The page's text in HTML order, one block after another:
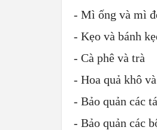
- Mì ống và mì
- Kẹo và bánh
- Cà phê và trà
- Hoa quả khô
- Bảo quản các
- Bảo quản các